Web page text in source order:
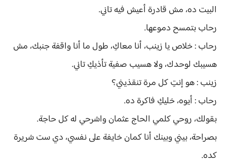
البيت ده، مش قادرة أعيش فيه تاني.
رحاب بتمسح دموعها.
رحاب : خلاص يا زينب، أنا معاكِ، طول ما أنا واقفة جنبك، مش
هسيبك لوحدك، ولا هسيب صفية تأذيكِ تاني.
زينب : هو إنتِ كل مرة تنقذيني؟
رحاب : أيوه، خليكِ فاكرة ده.
بقولك، روحي كلمي الحاج عثمان واشرحي له كل حاجة.
بصراحة، بيني وبينك أنا كمان خايفة على نفسي، دي ست شريرة
كده.